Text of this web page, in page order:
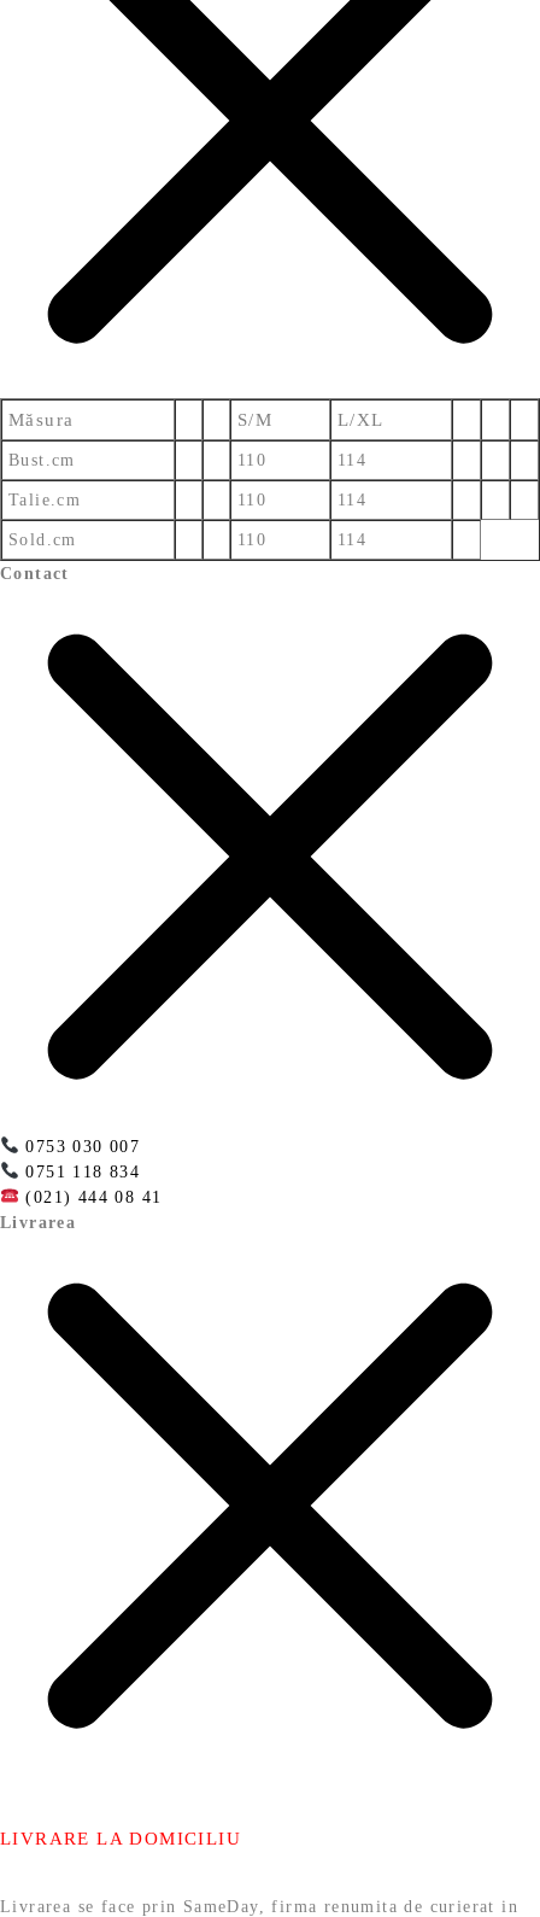
Măsura S/M L/XL
Bust.cm 110 114
Talie.cm 110 114
Sold.cm 110
114
Contact
0753 030 007
0751 118 834
(021) 444 08 41
Livrarea
LIVRARE LA DOMICILIU
Livrarea se face prin SameDay, firma renumita de curierat in